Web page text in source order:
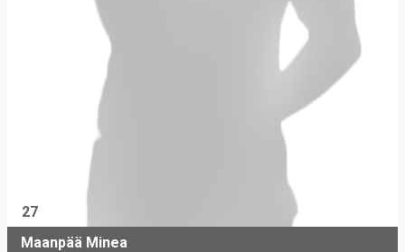
27
Maanpää Minea